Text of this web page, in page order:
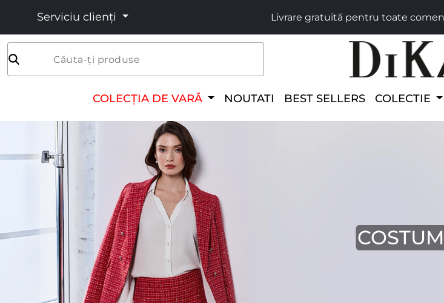
Serviciu clienți Livrare gratuită pentru toate
Căuta-ți produse
COLECȚIA DE VARĂ NOUTATI BEST SELLERS COLECTIE